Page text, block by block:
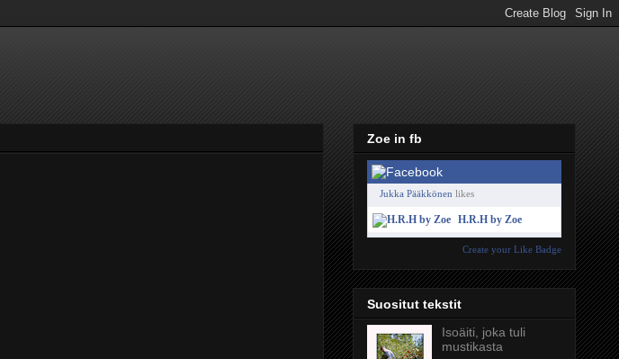
Zoe in fb
Jukka Pääkkönen likes
H.R.H by Zoe
Create your Like Badge
Suositut tekstit
Isoäiti, joka tuli
mustikasta